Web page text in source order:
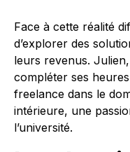
Face à cette réalité
d’explorer des
leurs revenus.
compléter ses
freelance dans le
intérieure, une
l’université.